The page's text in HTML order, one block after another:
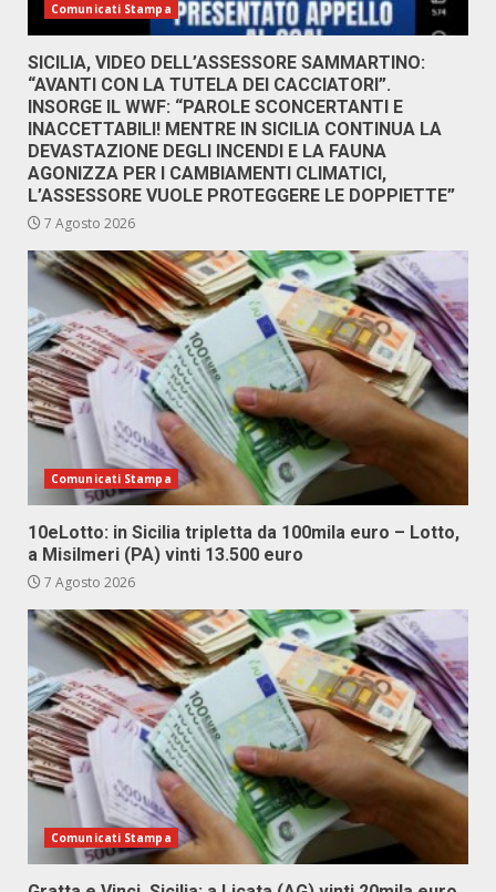
Comunicati Stampa
SICILIA, VIDEO DELL’ASSESSORE SAMMARTINO:
“AVANTI CON LA TUTELA DEI CACCIATORI”.
INSORGE IL WWF: “PAROLE SCONCERTANTI E
INACCETTABILI! MENTRE IN SICILIA CONTINUA LA
DEVASTAZIONE DEGLI INCENDI E LA FAUNA
AGONIZZA PER I CAMBIAMENTI CLIMATICI,
L’ASSESSORE VUOLE PROTEGGERE LE DOPPIETTE”
7 Agosto 2026
Comunicati Stampa
10eLotto: in Sicilia tripletta da 100mila euro – Lotto,
a Misilmeri (PA) vinti 13.500 euro
7 Agosto 2026
Comunicati Stampa